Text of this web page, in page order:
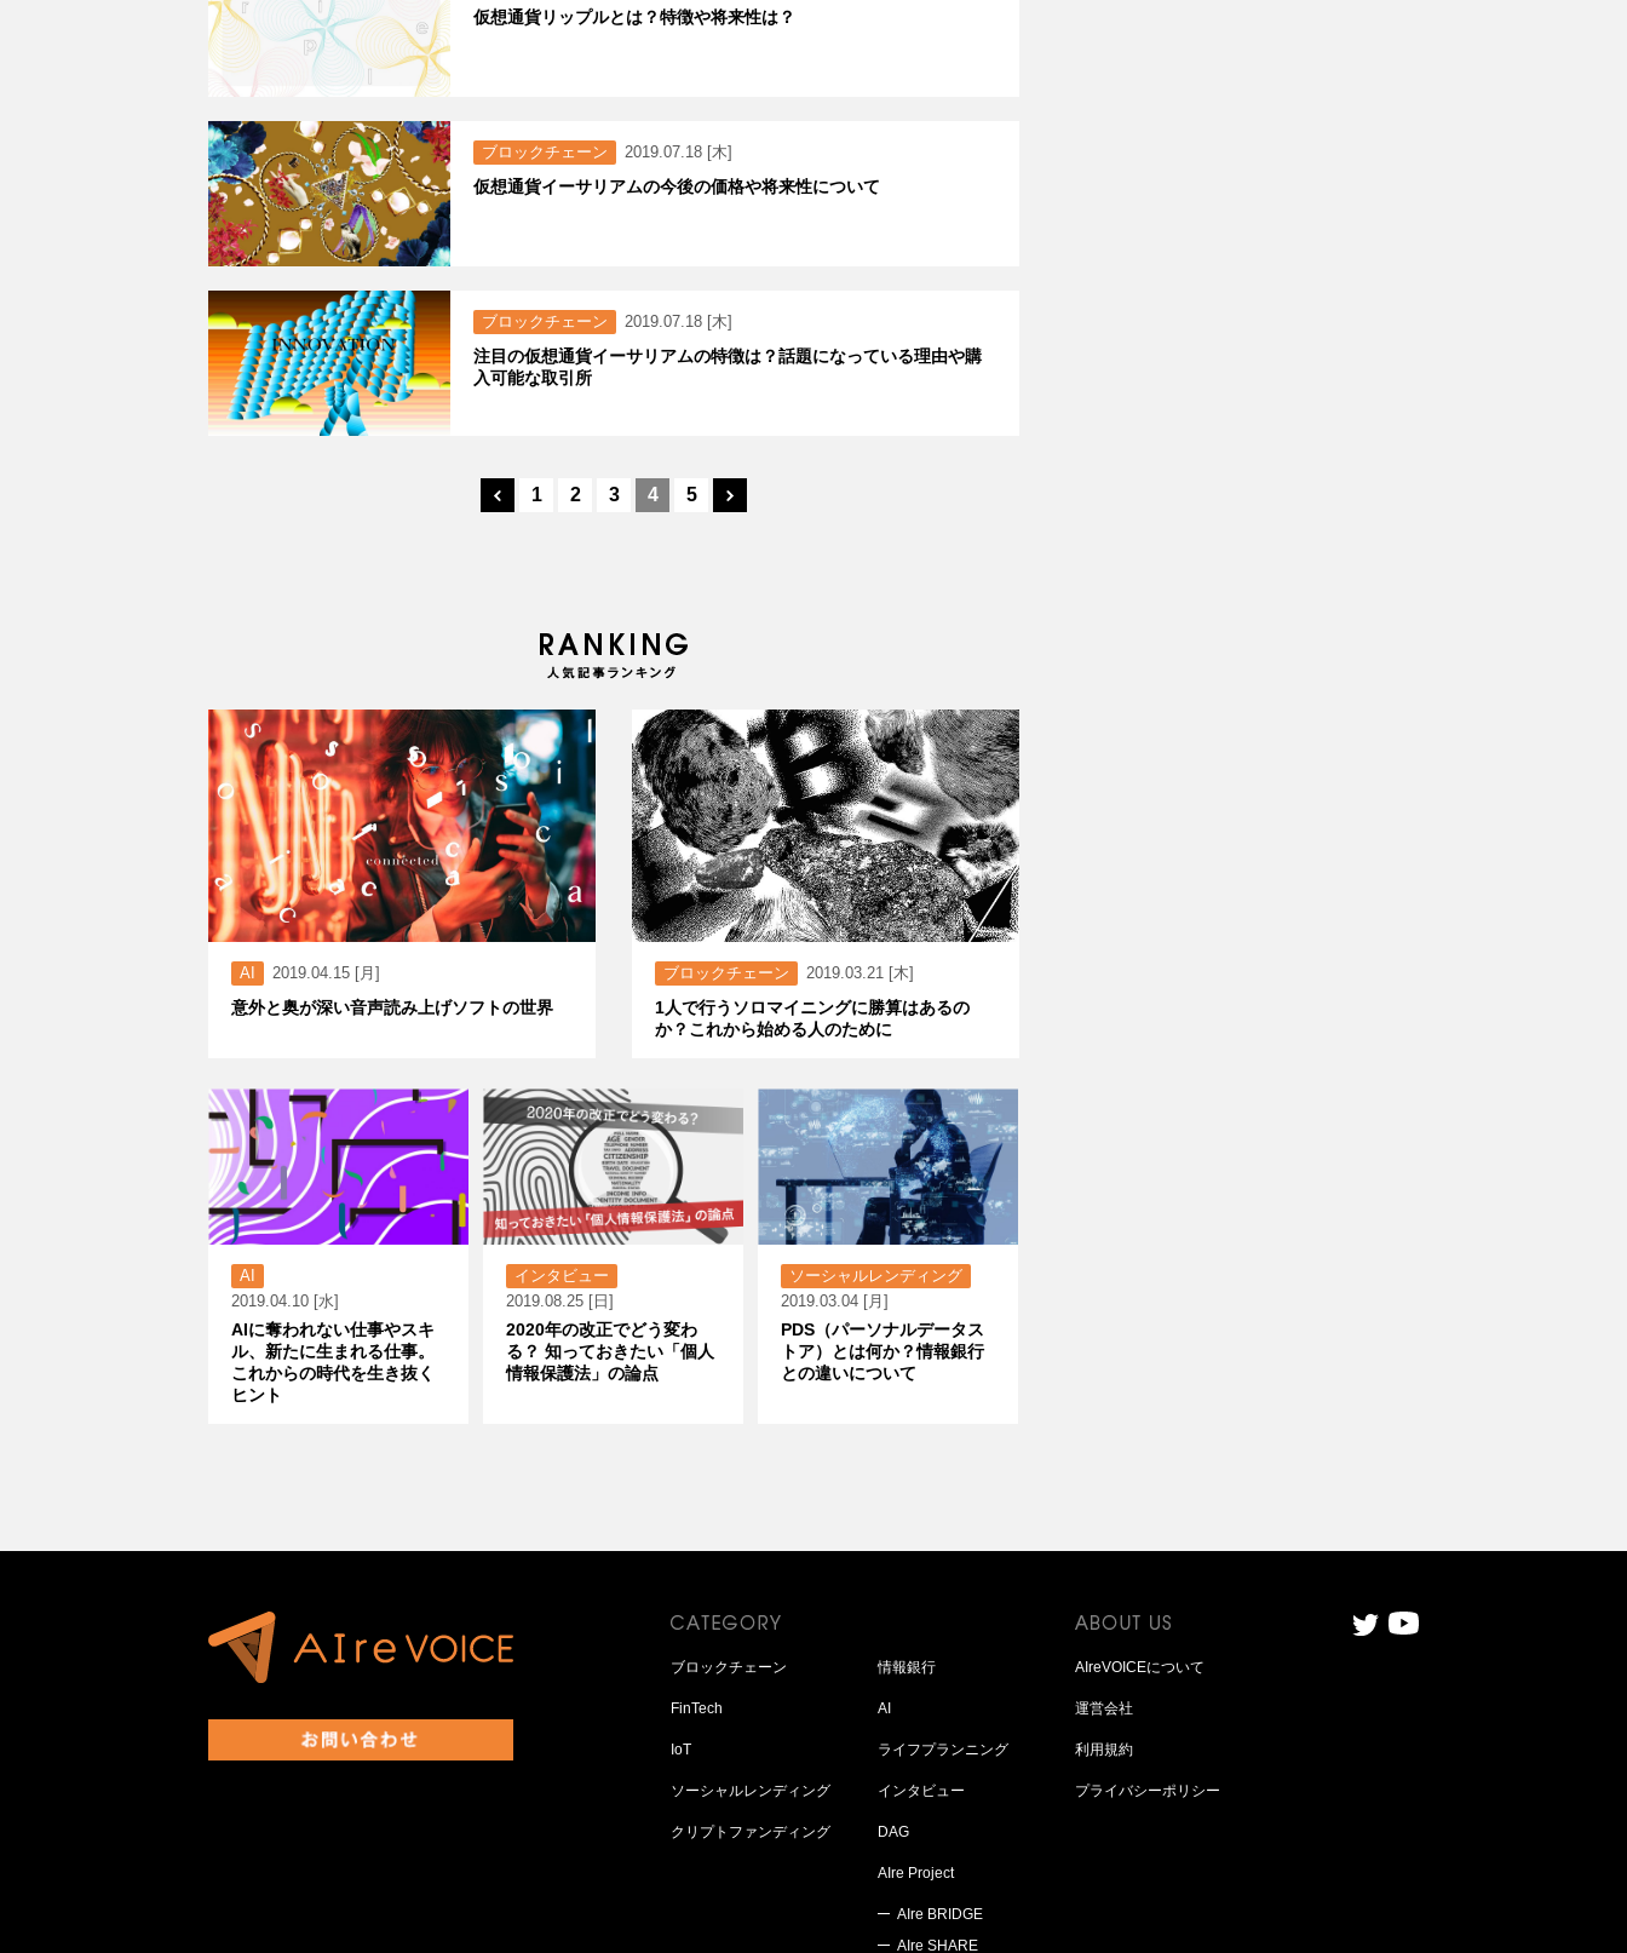
仮想通貨リップルとは？特徴や将来性は？
ブロックチェーン 2019.07.18 [木]
仮想通貨イーサリアムの今後の価格や将来性について
ブロックチェーン 2019.07.18 [木]
注目の仮想通貨イーサリアムの特徴は？話題になっている理由や購
入可能な取引所
1 2 3 4 5
AI 2019.04.15 [月]
意外と奥が深い音声読み上げソフトの世界
ブロックチェーン 2019.03.21 [木]
1人で行うソロマイニングに勝算はあるの
か？これから始める人のために
AI
2019.04.10 [水]
AIに奪われない仕事やスキ
ル、新たに生まれる仕事。
これからの時代を生き抜く
ヒント
インタビュー
2019.08.25 [日]
2020年の改正でどう変わ
る？ 知っておきたい「個人
情報保護法」の論点
ソーシャルレンディング
2019.03.04 [月]
PDS（パーソナルデータス
トア）とは何か？情報銀行
との違いについて
ブロックチェーン
FinTech
IoT
ソーシャルレンディング
クリプトファンディング
情報銀行
AI
ライフプランニング
インタビュー
DAG
AIre Project
AIre BRIDGE
AIre SHARE
AIreVOICEについて
運営会社
利用規約
プライバシーポリシー